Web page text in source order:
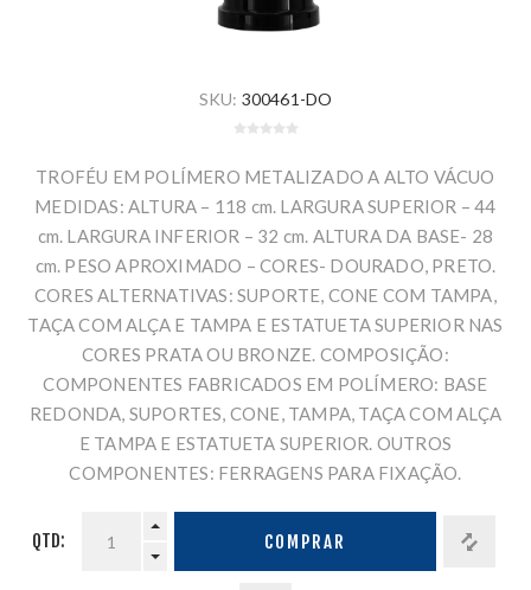
SKU: 300461-DO
TROFÉU EM POLÍMERO METALIZADO A ALTO VÁCUO
MEDIDAS: ALTURA – 118 cm. LARGURA SUPERIOR – 44
cm. LARGURA INFERIOR – 32 cm. ALTURA DA BASE- 28
cm. PESO APROXIMADO – CORES- DOURADO, PRETO.
CORES ALTERNATIVAS: SUPORTE, CONE COM TAMPA,
TAÇA COM ALÇA E TAMPA E ESTATUETA SUPERIOR NAS
CORES PRATA OU BRONZE. COMPOSIÇÃO:
COMPONENTES FABRICADOS EM POLÍMERO: BASE
REDONDA, SUPORTES, CONE, TAMPA, TAÇA COM ALÇA
E TAMPA E ESTATUETA SUPERIOR. OUTROS
COMPONENTES: FERRAGENS PARA FIXAÇÃO.
QTD: COMPRAR